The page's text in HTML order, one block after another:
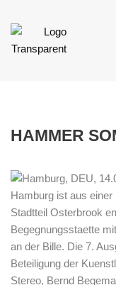
Zum
Inhalt
HAMMER